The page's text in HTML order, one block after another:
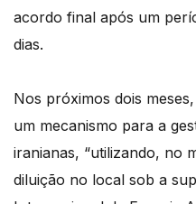
acordo final após um
dias.
Nos próximos dois
um mecanismo para a
iranianas, “utilizando, no
diluição no local sob a